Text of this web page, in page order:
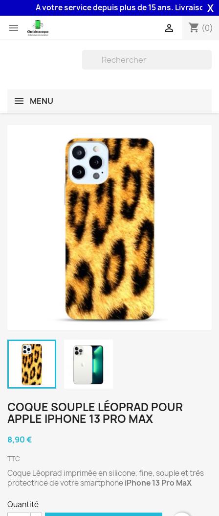
A votre service depuis plus de 15 ans. Livraison 48H
X
 shopping_cart (0)

MENU
COQUE SOUPLE LÉOPRAD POUR
APPLE IPHONE 13 PRO MAX
8,90 €
TTC
Coque Léoprad imprimée en silicone, fine, souple et très
protectrice de votre smartphoneiPhone 13 Pro MaX
Quantité